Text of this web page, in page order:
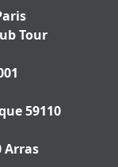
Tour
59110
Arras